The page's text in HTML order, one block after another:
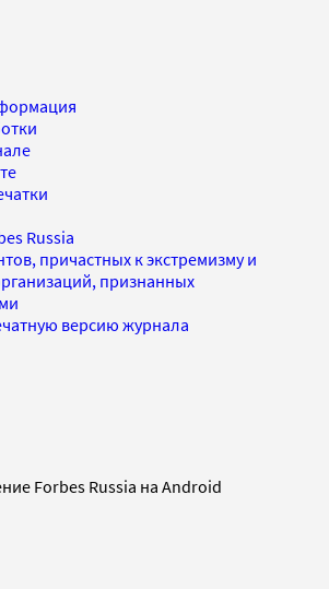
Russia
причастных к экстремизму и
признанных
версию журнала
Forbes Russia на Android